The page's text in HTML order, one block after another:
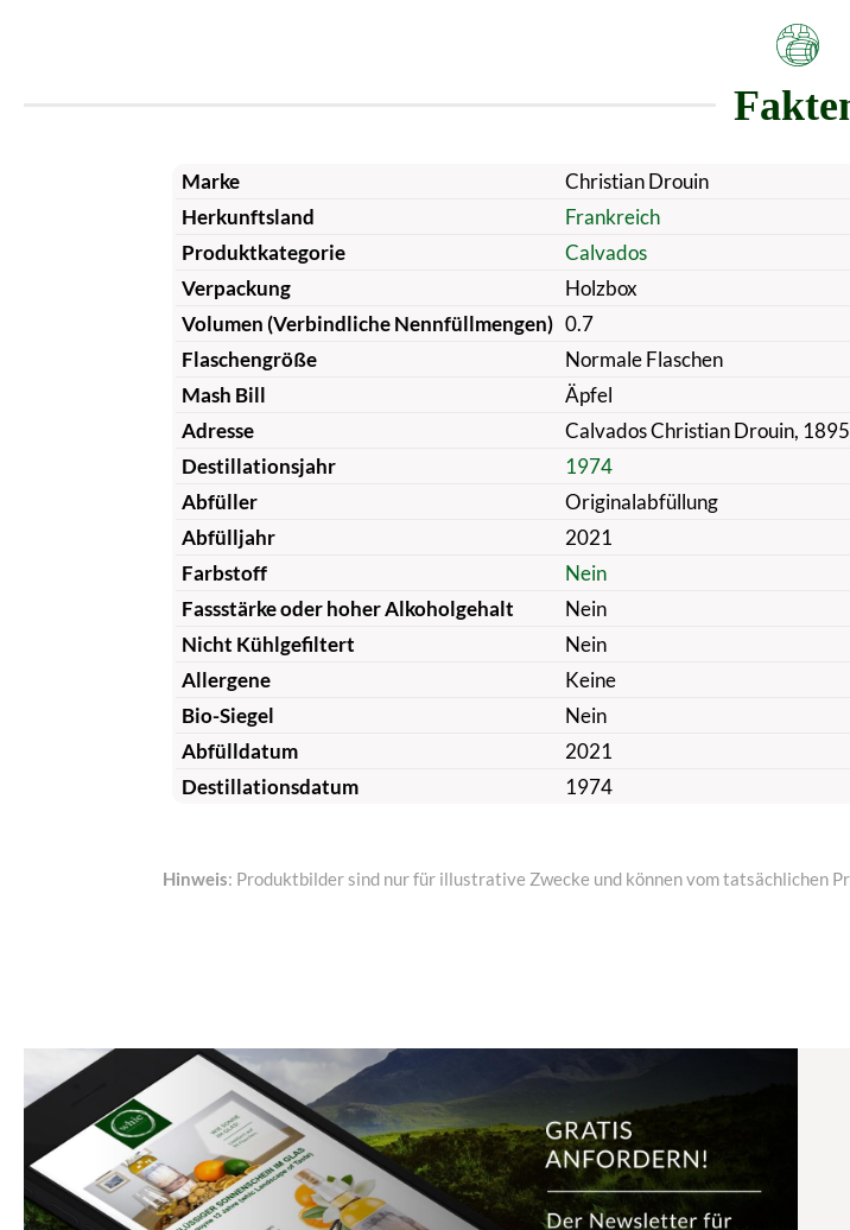
Marke
Christian Drouin
Herkunftsland
Frankreich
Produktkategorie
Calvados
Verpackung
Holzbox
Volumen (Verbindliche Nennfüllmengen) 0.7
Flaschengröße
Normale Flaschen
Mash Bill
Äpfel
Adresse
Calvados Christian Drouin,
Destillationsjahr
1974
Abfüller
Originalabfüllung
Abfülljahr
2021
Farbstoff
Nein
Fassstärke oder hoher Alkoholgehalt
Nein
Nicht Kühlgefiltert
Nein
Allergene
Keine
Bio-Siegel
Nein
Abfülldatum
2021
Destillationsdatum
1974
Hinweis: Produktbilder sind nur für illustrative Zwecke und können vom tatsächlichen